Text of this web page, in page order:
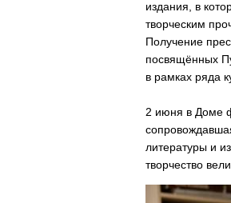
издания, в
творческим
Получение
посвящённых
в рамках ряда
2 июня в Доме
литературы и
творчество